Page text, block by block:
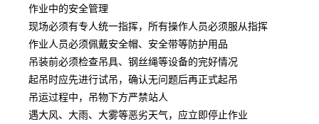
作业中的安全管理
现场必须有专人统一指挥，所有操作人员必须服从指挥
作业人员必须佩戴安全帽、安全带等防护用品
吊装前必须检查吊具、钢丝绳等设备的完好情况
起吊时应先进行试吊，确认无问题后再正式起吊
吊运过程中，吊物下方严禁站人
遇大风、大雨、大雾等恶劣天气，应立即停止作业